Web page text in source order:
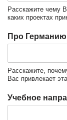
Расскажите чему
каких проектах
Про Германию
Расскажите,
Вас привлекает
Учебное